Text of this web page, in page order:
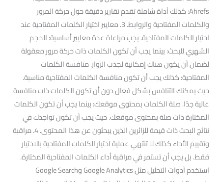
Ahrefs: كذلك أداة شاملة تقدم تقارير دقيقة حول حركة المرور
والكلمات المفتاحية والروابط. 3. معايير اختيار الكلمات المفتاحية عند
اختيار الكلمات المفتاحية. يجب مراعاة عدة معايير أساسية: الحجم
الشهري للبحث: بينما يجب أن تكون الكلمات ذات حركة مرور معقولة
لضمان أن يكون هناك إمكانية لجذب الزوار. منافسة الكلمات
المفتاحية: كذلك يجب أن تكون منافسة الكلمات المفتاحية مناسبة.
حيث يمكنك التنافس بشكل فعال دون أن تكون الكلمات ذات منافسة
عالية جدًا. صلة الكلمات بمحتوى موقعك: بينما يجب أن تكون الكلمات
المختارة ذات صلة بمحتوى موقعك. حيث يجب أن تكون تواجدك في
نتائج البحث ذات قيمة للزائرين الذين يبحثون عن هذا المحتوى. 4. مراقبة
وتقييم الأداء كذلك لا تنتهي عملية اختيار الكلمات المفتاحية بالاختيار
فقط. بل يجب أن تستمر في مراقبة أداء الكلمات المفتاحية المختارة.
استخدم أدوات التحليل مثل Google Analytics وGoogle Search